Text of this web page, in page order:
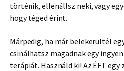
történik, ellenállsz neki, vagy
hogy téged érint.
Márpedig, ha már belekerültél
csinálhatsz magadnak egy
terápiát. Használd ki! Az ÉFT